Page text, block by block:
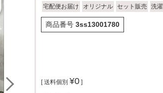
宅配便お届け オリジナル セット販売 洗
商品番号 3ss13001780
送料個別 ¥0